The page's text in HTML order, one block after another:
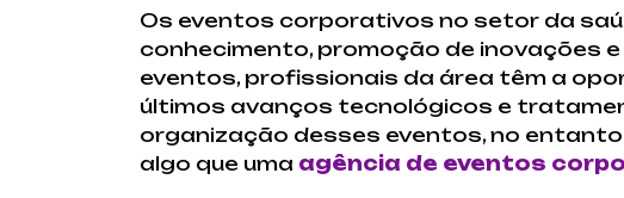
Os eventos corporativos no setor da
conhecimento, promoção de inovações
eventos, profissionais da área têm a
últimos avanços tecnológicos e
organização desses eventos, no
algo que uma agência de eventos